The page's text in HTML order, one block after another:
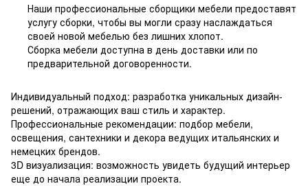
Наши профессиональные сборщики мебели предоставят
услугу сборки, чтобы вы могли сразу наслаждаться
своей новой мебелью без лишних хлопот.
Сборка мебели доступна в день доставки или по
предварительной договоренности.
Индивидуальный подход: разработка уникальных дизайн-
решений, отражающих ваш стиль и характер.
Профессиональные рекомендации: подбор мебели,
освещения, сантехники и декора ведущих итальянских и
немецких брендов.
3D визуализация: возможность увидеть будущий интерьер
еще до начала реализации проекта.